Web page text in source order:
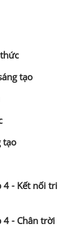
tạo
tạo
4 - Kết nối tri
- Chân trời